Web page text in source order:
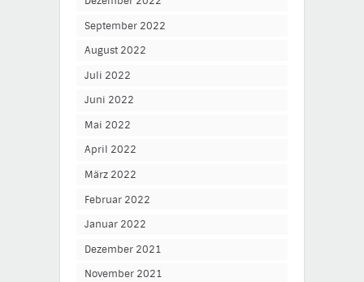
September 2022
August 2022
Juli 2022
Juni 2022
Mai 2022
April 2022
März 2022
Februar 2022
Januar 2022
Dezember 2021
November 2021